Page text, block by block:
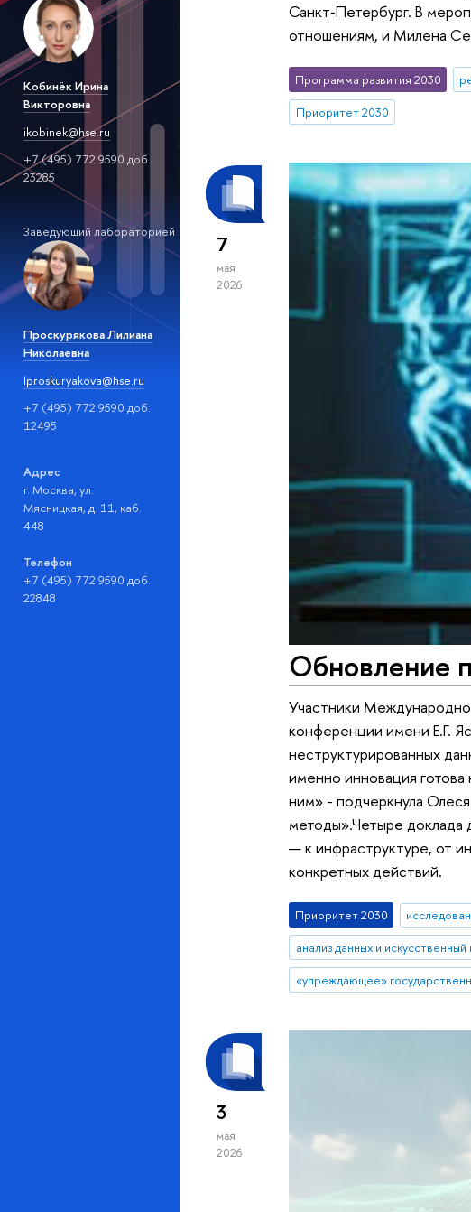
Кобинёк Ирина
Викторовна
ikobinek@hse.ru
+7 (495) 772 9590 доб.
23285
Заведующий лабораторией
Проскурякова Лилиана
Николаевна
lproskuryakova@hse.ru
+7 (495) 772 9590 доб.
12495
Адрес
г. Москва, ул.
Мясницкая, д. 11, каб.
448
Телефон
+7 (495) 772 9590 доб.
22848
Санкт‑Петербург. В
отношениям, и Милена
Программа развития 2030
Приоритет 2030
7
мая
2026
Обновление
Участники
конференции имени Е.Г.
неструктурированных
именно инновация
ним» - подчеркнула
методы».Четыре доклада
— к инфраструктуре, от
конкретных действий.
Приоритет 2030
3
мая
2026